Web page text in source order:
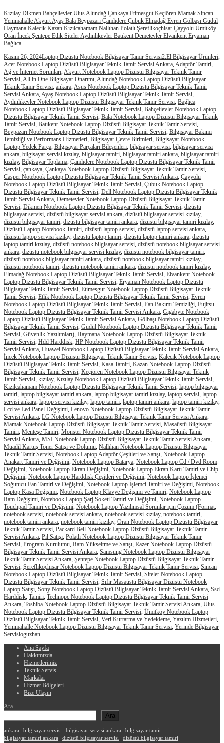
Kızılay Dikmen Bahçelievler UlusAltındağ Çankaya EtimesgutKeçiören Mamak Sincan
YenimahalleAkyurtAyaş Bala Beypazarı Çamlıdere Çubuk Elmadağ Evren Gölbaşı Güdül
Haymana Kalecik Kazan Kızılcahamam Nallıhan Polatlı Şereflikoçhisar Çayyolu Ümitköy
Oran İncek Şentepe Etlik SitelerAydınlıkevler BatıkentDemetevler ElvankentEryaman
Bağlıca
Kasım 26, 2024Laptop Dizüstü Notebook Bilgisayar Tamir Servisi2.El Bilgisayar Ürünleri,
Acer Notebook Laptop Dizüstü Bilgisayar Teknik Tamir Servisi Ankara,Adaptör Tamiri,
Ağ ve İnternet Sorunları,Akyurt Notebook Laptop Dizüstü Bilgisayar Teknik Tamir
Servisi,All in One Bilgisayar Onarımı,Altındağ Notebook Laptop Dizüstü Bilgisayar
Teknik Tamir Servisi, ankara,Asus Notebook Laptop Dizüstü Bilgisayar Teknik Tamir
Servisi Ankara,Ayaş Notebook Laptop Dizüstü Bilgisayar Teknik Tamir Servisi,
Aydınlıkevler Notebook Laptop Dizüstü Bilgisayar Teknik Tamir Servisi, Bağlıca
Notebook Laptop Dizüstü Bilgisayar Teknik Tamir Servisi, Bahçelievler Notebook Laptop
Dizüstü Bilgisayar Teknik Tamir Servisi, Bala Notebook Laptop Dizüstü Bilgisayar Teknik
Tamir Servisi, Batıkent Notebook Laptop Dizüstü Bilgisayar Teknik Tamir Servisi,
Beypazarı Notebook Laptop Dizüstü Bilgisayar Teknik Tamir Servisi, Bilgisayar Bakımı
Temizliği ve Performans Hizmetleri, Bilgisayar Çevre Birimleri, Bilgisayar Notebook
Laptop Yedek Parça, Bilgisayar Parçaları Bileşenleri, bilgisayar servisi, bilgisayar servisi
ankara, bilgisayar servisi kızılay, bilgisayar tamiri, bilgisayar tamiri ankara, bilgisayar tamiri
kızılay, Bilgisayar Toplama, Çamlıdere Notebook Laptop Dizüstü Bilgisayar Teknik Tamir
Servisi, çankaya, Çankaya Notebook Laptop Dizüstü Bilgisayar Teknik Tamir Servisi,
Casper Notebook Laptop Dizüstü Bilgisayar Teknik Tamir Servisi Ankara, Çayyolu
Notebook Laptop Dizüstü Bilgisayar Teknik Tamir Servisi, Çubuk Notebook Laptop
Dizüstü Bilgisayar Teknik Tamir Servisi, Dell Notebook Laptop Dizüstü Bilgisayar Teknik
Tamir Servisi Ankara, Demetevler Notebook Laptop Dizüstü Bilgisayar Teknik Tamir
Servisi, Dikmen Notebook Laptop Dizüstü Bilgisayar Teknik Tamir Servisi, dizüstü
bilgisayar servisi, dizüstü bilgisayar servisi ankara, dizüstü bilgisayar servisi kızılay,
dizüstü bilgisayar tamiri, dizüstü bilgisayar tamiri ankara, dizüstü bilgisayar tamiri kızılay,
Dizüstü Laptop Notebook Tamiri, dizüstü laptop servisi, dizüstü laptop servisi ankara,
dizüstü laptop servisi kızılay, dizüstü laptop tamiri, dizüstü laptop tamiri ankara, dizüstü
laptop tamiri kızılay, dizüstü notebook bilgisayar servisi, dizüstü notebook bilgisayar servisi
ankara, dizüstü notebook bilgisayar servisi kızılay, dizüstü notebook bilgisayar tamiri,
dizüstü notebook bilgisayar tamiri ankara, dizüstü notebook bilgisayar tamiri kızılay,
dizüstü notebook tamiri, dizüstü notebook tamiri ankara, dizüstü notebook tamiri kızılay,
Elmadağ Notebook Laptop Dizüstü Bilgisayar Teknik Tamir Servisi, Elvankent Notebook
Laptop Dizüstü Bilgisayar Teknik Tamir Servisi, Eryaman Notebook Laptop Dizüstü
Bilgisayar Teknik Tamir Servisi, Etimesgut Notebook Laptop Dizüstü Bilgisayar Teknik
Tamir Servisi, Etlik Notebook Laptop Dizüstü Bilgisayar Teknik Tamir Servisi, Evren
Notebook Laptop Dizüstü Bilgisayar Teknik Tamir Servisi, Fan Bakımı Temizliği, Fujitsu
Notebook Laptop Dizüstü Bilgisayar Teknik Tamir Servisi Ankara, Gigabyte Notebook
Laptop Dizüstü Bilgisayar Teknik Tamir Servisi Ankara, Gölbaşı Notebook Laptop Dizüstü
Bilgisayar Teknik Tamir Servisi, Güdül Notebook Laptop Dizüstü Bilgisayar Teknik Tamir
Servisi, Güvenlik Yazılımları), Haymana Notebook Laptop Dizüstü Bilgisayar Teknik
Tamir Servisi, Hdd Harddisk, HP Notebook Laptop Dizüstü Bilgisayar Teknik Tamir
Servisi Ankara, Huawei Notebook Laptop Dizüstü Bilgisayar Teknik Tamir Servisi Ankara,
İncek Notebook Laptop Dizüstü Bilgisayar Teknik Tamir Servisi, Kalecik Notebook Laptop
Dizüstü Bilgisayar Teknik Tamir Servisi, Kasa Tamiri, Kazan Notebook Laptop Dizüstü
Bilgisayar Teknik Tamir Servisi, Keçiören Notebook Laptop Dizüstü Bilgisayar Teknik
Tamir Servisi, kızılay, Kızılay Notebook Laptop Dizüstü Bilgisayar Teknik Tamir Servisi,
Kızılcahamam Notebook Laptop Dizüstü Bilgisayar Teknik Tamir Servisi, laptop bilgisayar
tamiri, laptop bilgisayar tamiri ankara, laptop bilgisayar tamiri kızılay, laptop servisi, laptop
servisi ankara, laptop servisi kızılay, laptop tamiri, laptop tamiri ankara, laptop tamiri kızılay,
Lcd ve Led Panel Değişimi, Lenovo Notebook Laptop Dizüstü Bilgisayar Teknik Tamir
Servisi Ankara, LG Notebook Laptop Dizüstü Bilgisayar Teknik Tamir Servisi Ankara,
Mamak Notebook Laptop Dizüstü Bilgisayar Teknik Tamir Servisi, Masaüstü Bilgisayar
Tamiri, Menteşe Tamiri, Monster Notebook Laptop Dizüstü Bilgisayar Teknik Tamir
Servisi Ankara, MSI Notebook Laptop Dizüstü Bilgisayar Teknik Tamir Servisi Ankara,
Muadil Kartuş Toner Satışı ve Dolumu, Nallıhan Notebook Laptop Dizüstü Bilgisayar
Teknik Tamir Servisi, Notebook Laptop Adaptör Çeşitleri ve Satışı, Notebook Laptop
Anakart Tamiri ve Değişimi, Notebook Laptop Batarya, Notebook Laptop Cd / Dvd Room
Değişimi, Notebook Laptop Ekran Değişimi, Notebook Laptop Ekran Kartı Tamiri ve Chip
Değişimi, Notebook Laptop Harddisk Çeşitleri ve Değişimi, Notebook Laptop İşlemci
Soğutucu Fan Tamiri ve Değişimi, Notebook Laptop İşlemci Tamiri ve Değişimi, Notebook
Laptop Kasa Değişimi, Notebook Laptop Klavye Değişimi ve Tamiri, Notebook Laptop
Ram Değişimi, Notebook Laptop Şarj Soketi Tamiri ve Değişimi, Notebook Laptop
Touchpad Tamiri ve Değişimi, Notebook Laptop Yazılımsal Sorunlar için Çözüm (Format,
notebook servisi, notebook servisi ankara, notebook servisi kızılay, notebook tamiri,
notebook tamiri ankara, notebook tamiri kızılay, Oran Notebook Laptop Dizüstü Bilgisayar
Teknik Tamir Servisi, Packard Bell Notebook Laptop Dizüstü Bilgisayar Teknik Tamir
Servisi Ankara, Pil Satışı, Polatlı Notebook Laptop Dizüstü Bilgisayar Teknik Tamir
Servisi, Program Kurulumu, Ram Yükseltme ve Satışı, Razer Notebook Laptop Dizüstü
Bilgisayar Teknik Tamir Servisi Ankara, Samsung Notebook Laptop Dizüstü Bilgisayar
Teknik Tamir Servisi Ankara, Şentepe Notebook Laptop Dizüstü Bilgisayar Teknik Tamir
Servisi, Şereflikoçhisar Notebook Laptop Dizüstü Bilgisayar Teknik Tamir Servisi, Sincan
Notebook Laptop Dizüstü Bilgisayar Teknik Tamir Servisi, Siteler Notebook Laptop
Dizüstü Bilgisayar Teknik Tamir Servisi, Sıfır Masaüstü Bilgisayar Dizüstü Notebook
Laptop Satışı, Sony Notebook Laptop Dizüstü Bilgisayar Teknik Tamir Servisi Ankara, Ssd
Harddisk, Tamiri, Technopc Notebook Laptop Dizüstü Bilgisayar Teknik Tamir Servisi
Ankara, Toshiba Notebook Laptop Dizüstü Bilgisayar Teknik Tamir Servisi Ankara, Ulus
Notebook Laptop Dizüstü Bilgisayar Teknik Tamir Servisi, Ümitköy Notebook Laptop
Dizüstü Bilgisayar Teknik Tamir Servisi, Veri Kurtarma ve Yedekleme, Yazılım Hizmetleri,
Yenimahalle Notebook Laptop Dizüstü Bilgisayar Teknik Tamir Servisi, Yerinde Bilgisayar
Servisioguzhan
Ana Sayfa
Hakkımızda
Hizmetlerimiz
Teknik Servis
Markalar
Hizmet Bölgeleri
Bize Ulaşın
Ara
Ara
ankara bilgisayar servisi bilgisayar servisi ankara
bilgisayar tamiri
bilgisayar tamiri ankara
dizüstü bilgisayar servisi dizüstü bilgisayar tamiri